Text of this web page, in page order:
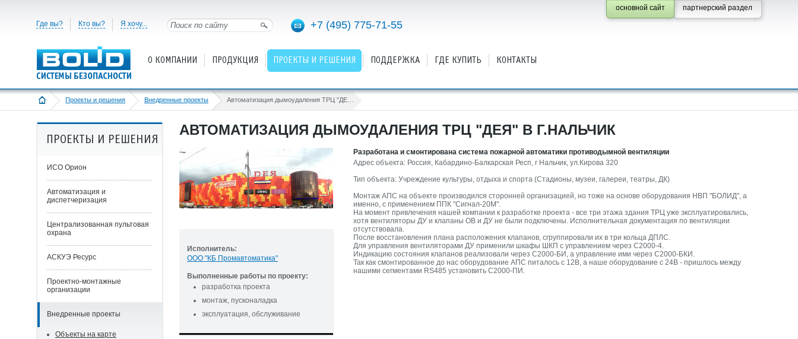
Где вы? Кто вы? Я хочу... +7 (495) 775-71-55
партнерский раздел
основной сайт
О КОМПАНИИ ПРОДУКЦИЯ ПРОЕКТЫ И РЕШЕНИЯ ПОДДЕРЖКА ГДЕ КУПИТЬ КОНТАКТЫ
Проекты и решения Внедренные проекты
ПРОЕКТЫ И РЕШЕНИЯ
ИСО Орион
Автоматизация и
диспетчеризация
Централизованная пультовая
охрана
АСКУЭ Ресурс
Проектно-монтажные
организации
Внедренные проекты
Объекты на карте
АВТОМАТИЗАЦИЯ ДЫМОУДАЛЕНИЯ ТРЦ "ДЕЯ" В Г.НАЛЬЧИК
Исполнитель:
ООО "КБ Промавтоматика"
Выполненные работы по проекту:
разработка проекта
монтаж, пусконаладка
эксплуатация, обслуживание
Разработана и смонтирована система пожарной автоматики противодымной вентиляции
Адрес объекта: Россия, Кабардино-Балкарская Респ, г Нальчик, ул.Кирова 320
Тип объекта: Учреждение культуры, отдыха и спорта (Стадионы, музеи, галереи, театры, ДК)
Монтаж АПС на объекте производился сторонней организацией, но тоже на основе оборудования НВП "БОЛИД", а
именно, с применением ППК "Сигнал-20М".
На момент привлечения нашей компании к разработке проекта - все три этажа здания ТРЦ уже эксплуатировались,
хотя вентиляторы ДУ и клапаны ОВ и ДУ не были подключены. Исполнительная документация по вентиляции
отсутствовала.
После восстановления плана расположения клапанов, сгруппировали их в три кольца ДПЛС.
Для управления вентиляторами ДУ применили шкафы ШКП с управлением через С2000-4.
Индикацию состояния клапанов реализовали через С2000-БИ, а управление ими через С2000-БКИ.
Так как смонтированное до нас оборудование АПС питалось с 12В, а наше оборудование с 24В - пришлось между
нашими сегментами RS485 установить С2000-ПИ.